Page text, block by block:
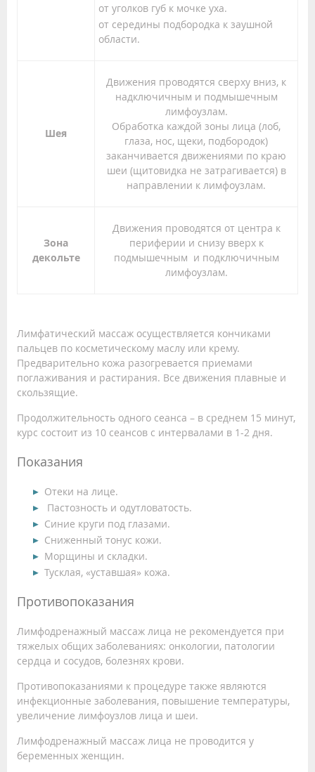
от уголков губ к мочке уха.
от середины подбородка к заушной
области.
Шея
Движения проводятся сверху вниз, к
надключичным и подмышечным
лимфоузлам.
Обработка каждой зоны лица (лоб,
глаза, нос, щеки, подбородок)
заканчивается движениями по краю
шеи (щитовидка не затрагивается) в
направлении к лимфоузлам.
Зона
декольте
Движения проводятся от центра к
периферии и снизу вверх к
подмышечным и подключичным
лимфоузлам.
Лимфатический массаж осуществляется кончиками
пальцев по косметическому маслу или крему.
Предварительно кожа разогревается приемами
поглаживания и растирания. Все движения плавные и
скользящие.
Продолжительность одного сеанса – в среднем 15 минут,
курс состоит из 10 сеансов с интервалами в 1-2 дня.
Показания
Отеки на лице.
Пастозность и одутловатость.
Синие круги под глазами.
Сниженный тонус кожи.
Морщины и складки.
Тусклая, «уставшая» кожа.
Противопоказания
Лимфодренажный массаж лица не рекомендуется при
тяжелых общих заболеваниях: онкологии, патологии
сердца и сосудов, болезнях крови.
Противопоказаниями к процедуре также являются
инфекционные заболевания, повышение температуры,
увеличение лимфоузлов лица и шеи.
Лимфодренажный массаж лица не проводится у
беременных женщин.